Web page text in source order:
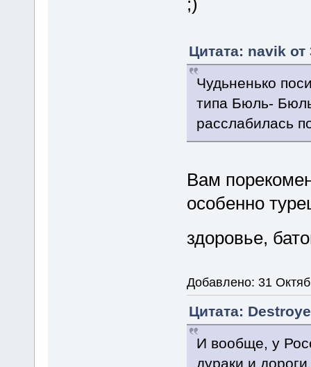
Цитата: navik от
Чудьненько
типа Бюль-
расслабилась
Вам
особенно
здоровье,
Добавлено: 31
Цитата:
И вообще, у
дураки и дороги.